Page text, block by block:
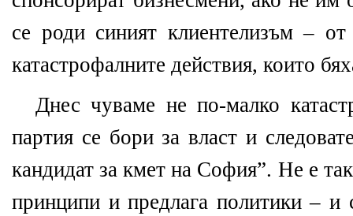
се роди синият клиентелизъм –
катастрофалните действия, които
Днес чуваме не по-малко
партия се бори за власт и
кандидат за кмет на София”. Не е
принципи и предлага политики – и